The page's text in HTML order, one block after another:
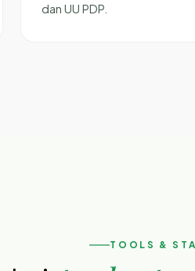
dan UU PDP.
TOOLS &